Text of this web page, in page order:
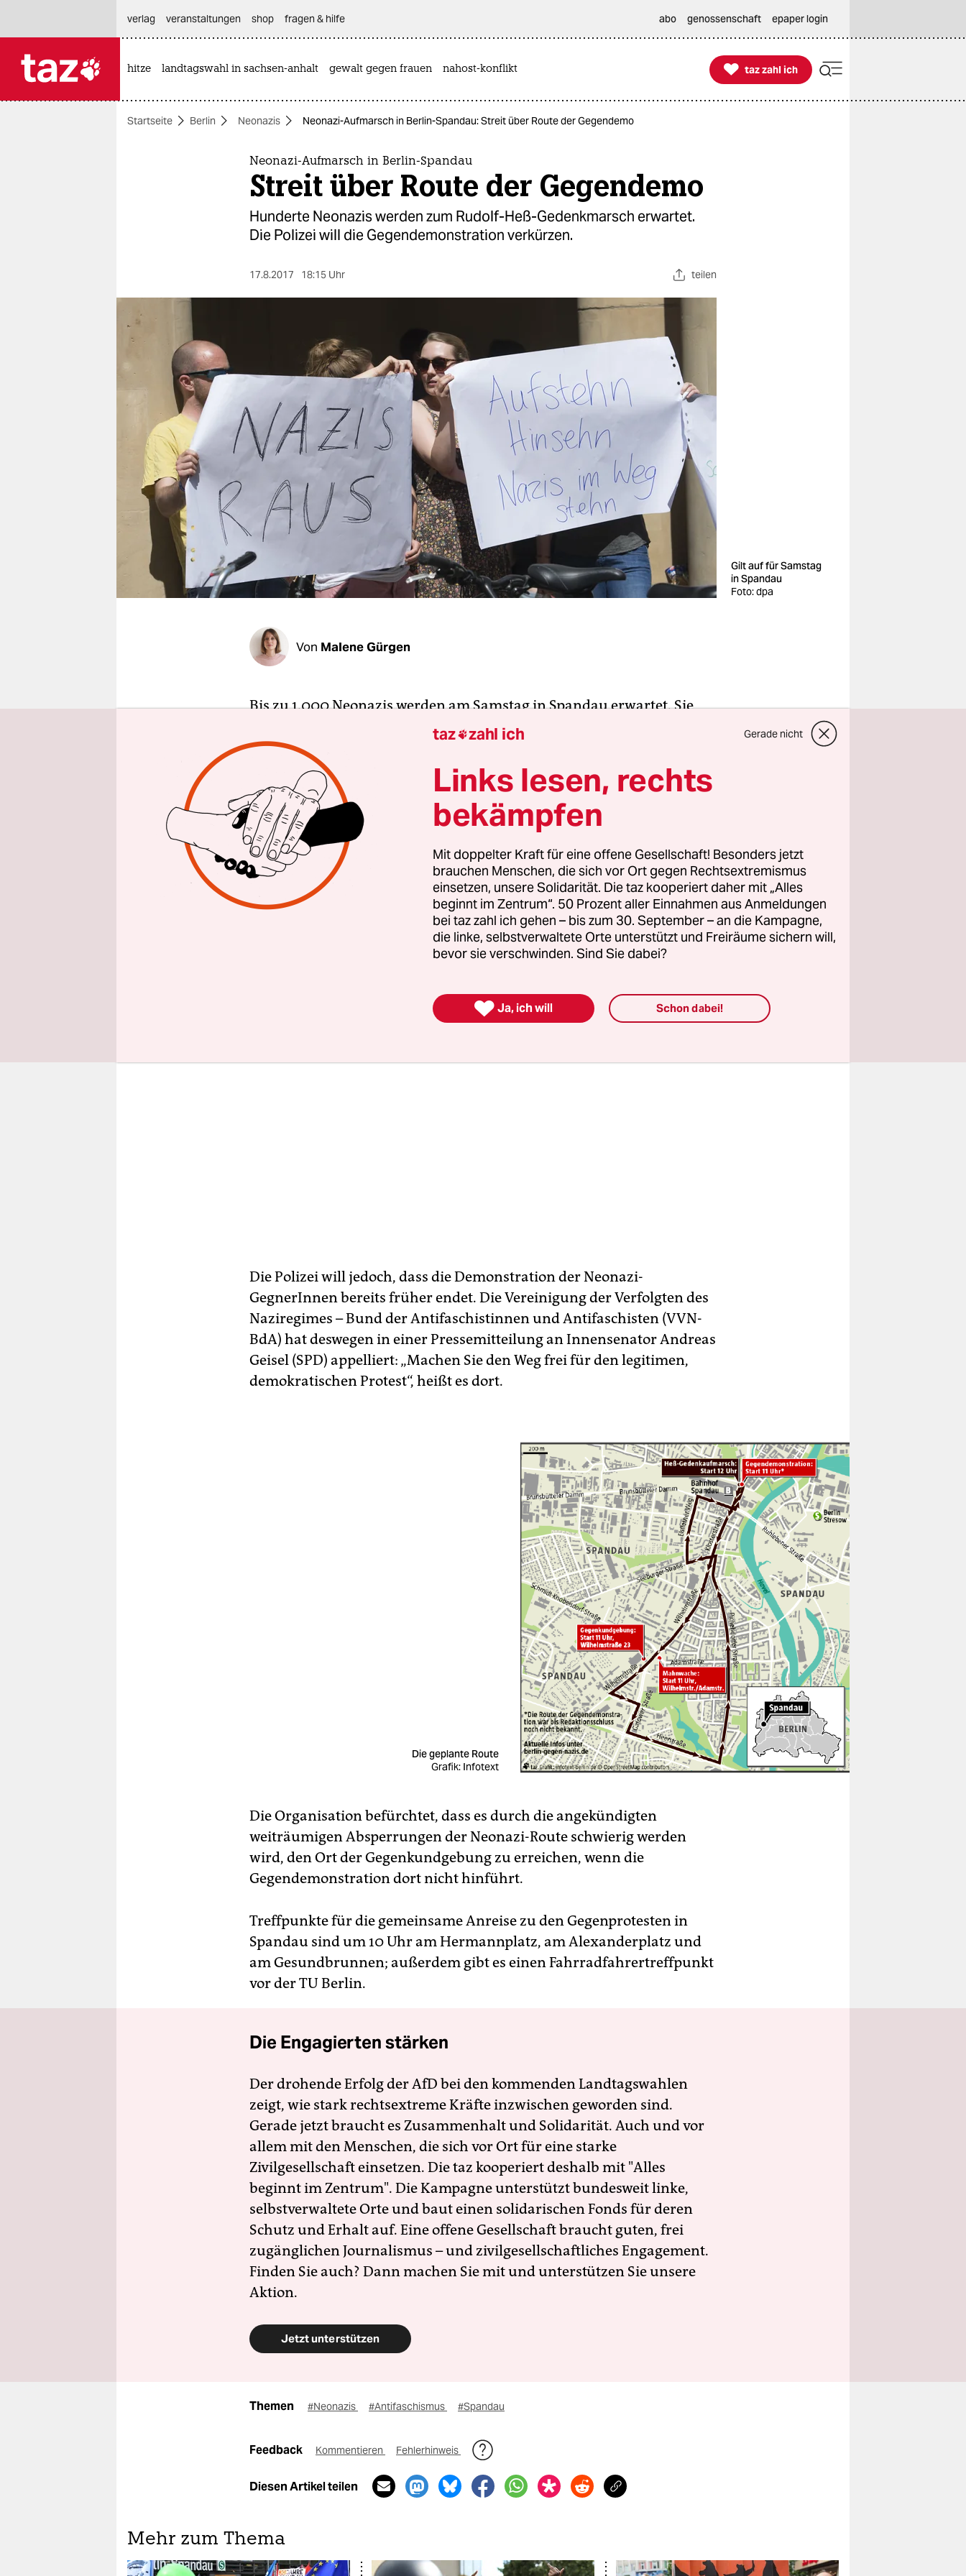
themen
berlin
wahrheit
verlag
verlag
veranstaltungen
shop
fragen & hilfe
unterstützen
abo
verlag
veranstaltungen shop fragen & hilfe abo genossenschaft epaper login
hitze landtagswahl in sachsen-anhalt gewalt gegen frauen nahost-konflikt 
taz zahl ich
taz zahl ich
Startseite Berlin Neonazis Neonazi-Aufmarsch in Berlin-Spandau: Streit über Route der Gegendemo
Neonazi-Aufmarsch in Berlin-Spandau
Streit über Route der Gegendemo
Hunderte Neonazis werden zum Rudolf-Heß-Gedenkmarsch erwartet.
Die Polizei will die Gegendemonstration verkürzen.
17.8.2017 18:15 Uhr teilen
Gilt auf für Samstag
in Spandau
Foto: dpa
Von Malene Gürgen
Bis zu 1.000 Neonazis werden am Samstag in Spandau erwartet. Sie
wollen zum ehemaligen Standort des Kriegsverbrechergefängnisses in
der Wilhelmstraße marschieren, wo sich der Hitler-Stellvertreter
Rudolf Heß am 17. August 1987 selbst tötete. Bis heute ist es in
rechtsextremen Kreisen populär, Heß als Märtyrer darzustellen und
Verschwörungstheorien über seinen Tod zu verbreiten.
Verschiedene Bündnisse und Gruppen haben ihren Protest gegen den
rechtsextremen Aufmarsch angekündigt – doch über die Route der
Gegendemonstration gibt es Streit. Eigentlich sollte diese vom Bahnhof
Spandau bis zur Gegenkundgebung am ehemaligen
Gefängnisstandort in der Wilhelmstraße 23 führen. Dort wollen auch
die Neonazis vorbeiziehen, die um 12 Uhr am Bahnhof Spandau
Die Polizei will jedoch, dass die Demonstration der Neonazi-
GegnerInnen bereits früher endet. Die Vereinigung der Verfolgten des
Naziregimes – Bund der Antifaschistinnen und Antifaschisten (VVN-
BdA) hat deswegen in einer Pressemitteilung an Innensenator Andreas
Geisel (SPD) appelliert: „Machen Sie den Weg frei für den legitimen,
demokratischen Protest“, heißt es dort.
Die geplante Route
Grafik: Infotext
Die Organisation befürchtet, dass es durch die angekündigten
weiträumigen Absperrungen der Neonazi-Route schwierig werden
wird, den Ort der Gegenkundgebung zu erreichen, wenn die
Gegendemonstration dort nicht hinführt.
Treffpunkte für die gemeinsame Anreise zu den Gegenprotesten in
Spandau sind um 10 Uhr am Hermannplatz, am Alexanderplatz und
am Gesundbrunnen; außerdem gibt es einen Fahrradfahrertreffpunkt
vor der TU Berlin.
Die Engagierten stärken
Der drohende Erfolg der AfD bei den kommenden Landtagswahlen
zeigt, wie stark rechtsextreme Kräfte inzwischen geworden sind.
Gerade jetzt braucht es Zusammenhalt und Solidarität. Auch und vor
allem mit den Menschen, die sich vor Ort für eine starke
Zivilgesellschaft einsetzen. Die taz kooperiert deshalb mit "Alles
beginnt im Zentrum". Die Kampagne unterstützt bundesweit linke,
selbstverwaltete Orte und baut einen solidarischen Fonds für deren
Schutz und Erhalt auf. Eine offene Gesellschaft braucht guten, frei
zugänglichen Journalismus – und zivilgesellschaftliches Engagement.
Finden Sie auch? Dann machen Sie mit und unterstützen Sie unsere
Aktion.
Jetzt unterstützen
Themen #Neonazis #Antifaschismus #Spandau
Feedback Kommentieren Fehlerhinweis
Diesen Artikel teilen
Mehr zum Thema
taz zahl ich Gerade nicht
Links lesen, rechts
bekämpfen
Mit doppelter Kraft für eine offene Gesellschaft! Besonders jetzt
brauchen Menschen, die sich vor Ort gegen Rechtsextremismus
einsetzen, unsere Solidarität. Die taz kooperiert daher mit „Alles
beginnt im Zentrum“. 50 Prozent aller Einnahmen aus Anmeldungen
bei taz zahl ich gehen – bis zum 30. September – an die Kampagne,
die linke, selbstverwaltete Orte unterstützt und Freiräume sichern will,
bevor sie verschwinden. Sind Sie dabei?
 Ja, ich will Schon dabei!